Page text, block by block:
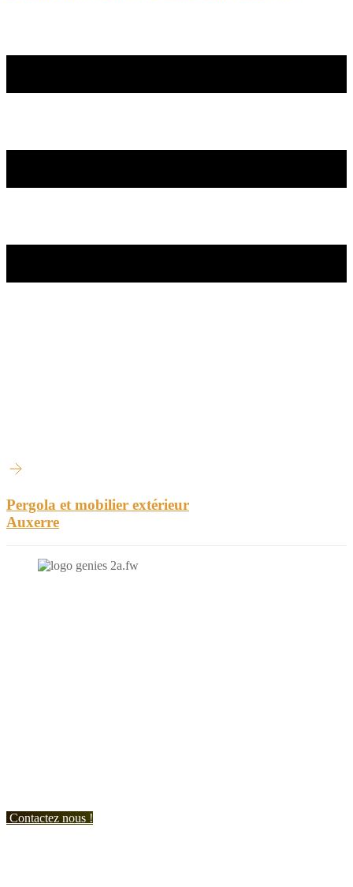
Pergola et mobilier extérieur
Auxerre
Contactez nous !